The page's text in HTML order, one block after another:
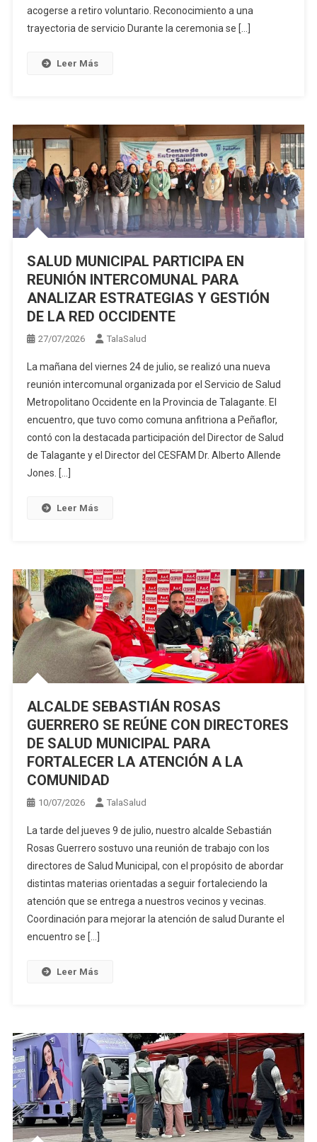
acogerse a retiro voluntario. Reconocimiento a una
trayectoria de servicio Durante la ceremonia se […]
Leer Más
SALUD MUNICIPAL PARTICIPA EN
REUNIÓN INTERCOMUNAL PARA
ANALIZAR ESTRATEGIAS Y GESTIÓN
DE LA RED OCCIDENTE
27/07/2026 TalaSalud
La mañana del viernes 24 de julio, se realizó una nueva
reunión intercomunal organizada por el Servicio de Salud
Metropolitano Occidente en la Provincia de Talagante. El
encuentro, que tuvo como comuna anfitriona a Peñaflor,
contó con la destacada participación del Director de Salud
de Talagante y el Director del CESFAM Dr. Alberto Allende
Jones. […]
Leer Más
ALCALDE SEBASTIÁN ROSAS
GUERRERO SE REÚNE CON DIRECTORES
DE SALUD MUNICIPAL PARA
FORTALECER LA ATENCIÓN A LA
COMUNIDAD
10/07/2026 TalaSalud
La tarde del jueves 9 de julio, nuestro alcalde Sebastián
Rosas Guerrero sostuvo una reunión de trabajo con los
directores de Salud Municipal, con el propósito de abordar
distintas materias orientadas a seguir fortaleciendo la
atención que se entrega a nuestros vecinos y vecinas.
Coordinación para mejorar la atención de salud Durante el
encuentro se […]
Leer Más